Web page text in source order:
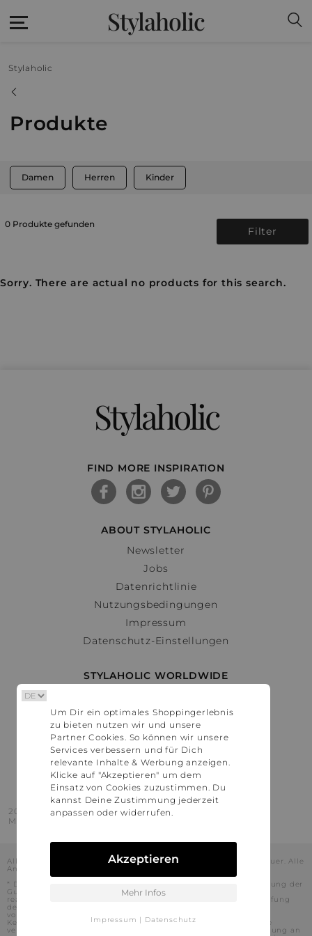
Stylaholic
Stylaholic
Produkte
Damen Herren Kinder
0 Produkte gefunden
Filter
Sorry. There are actual no products for this search.
Stylaholic
FIND MORE INSPIRATION
ABOUT STYLAHOLIC
Newsletter
Jobs
Datenrichtlinie
Nutzungsbedingungen
Impressum
Datenschutz-Einstellungen
STYLAHOLIC WORLDWIDE
Österreich
Schweiz
France
United States
2016 - 2026 © Stylaholic.
Made for you with love in munich.
Alle Preise inkl. der jeweils geltenden gesetzlichen Mehrwertsteuer. Alle
Angaben ohne Gewähr.
* Die angezeigten Preise beinhalten Rabatte, die durch die Nutzung der
Gutschein-Codes auf den Seiten unserer Partner voraussichtlich
realisiert werden können. Stylaholic führt keine vollständige Prüfung
der Gutschein-Codes durch und es kann daher in Einzelfällen
vorkommen, dass die Gutscheine abweichend von unserem
Kenntnisstand bei dem jeweiligen Shop nicht oder nur teilweise
verwendet werden können. Darüber hinaus kann deren Verwendung an
Um Dir ein optimales Shoppingerlebnis
zu bieten nutzen wir und unsere
Partner Cookies. So können wir unsere
Services verbessern und für Dich
relevante Inhalte & Werbung anzeigen.
Klicke auf "Akzeptieren" um dem
Einsatz von Cookies zuzustimmen. Du
kannst Deine Zustimmung jederzeit
anpassen oder widerrufen.
Akzeptieren
Mehr Infos
Impressum | Datenschutz